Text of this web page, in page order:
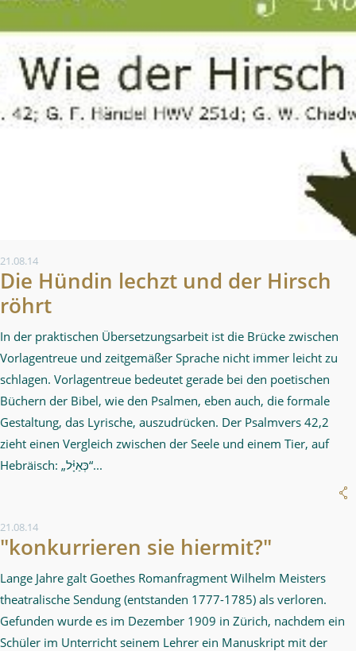
21.08.14
Die Hündin lechzt und der Hirsch
röhrt
In der praktischen Übersetzungsarbeit ist die Brücke zwischen
Vorlagentreue und zeitgemäßer Sprache nicht immer leicht zu
schlagen. Vorlagentreue bedeutet gerade bei den poetischen
Büchern der Bibel, wie den Psalmen, eben auch, die formale
Gestaltung, das Lyrische, auszudrücken. Der Psalmvers 42,2
zieht einen Vergleich zwischen der Seele und einem Tier, auf
Hebräisch: „כְּאַיָּ֗ל“...
21.08.14
"konkurrieren sie hiermit?"
Lange Jahre galt Goethes Romanfragment Wilhelm Meisters
theatralische Sendung (entstanden 1777-1785) als verloren.
Gefunden wurde es im Dezember 1909 in Zürich, nachdem ein
Schüler im Unterricht seinem Lehrer ein Manuskript mit der